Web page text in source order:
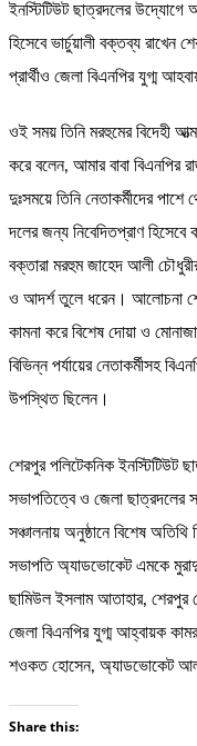
ইনস্টিটিউট ছাত্রদলের উদ্যোগে
হিসেবে ভার্চুয়ালী বক্তব্য রাখেন
প্রার্থীও জেলা বিএনপির যুগ্ম
ওই সময় তিনি মরহুমের বিদেহী
করে বলেন, আমার বাবা বিএনপির
দুঃসময়ে তিনি নেতাকর্মীদের
দলের জন্য নিবেদিতপ্রাণ
বক্তারা মরহুম জাহেদ আলী
ও আদর্শ তুলে ধরেন। আলোচনা
কামনা করে বিশেষ দোয়া ও
বিভিন্ন পর্যায়ের নেতাকর্মীসহ
উপস্থিত ছিলেন।
শেরপুর পলিটেকনিক ইনস্টিটিউট
সভাপতিত্বে ও জেলা ছাত্রদলের
সঞ্চালনায় অনুষ্ঠানে বিশেষ
সভাপতি অ্যাডভোকেট এমকে
ছামিউল ইসলাম আতাহার, শেরপুর
জেলা বিএনপির যুগ্ম আহ্বায়ক
শওকত হোসেন, অ্যাডভোকেট
Share this: